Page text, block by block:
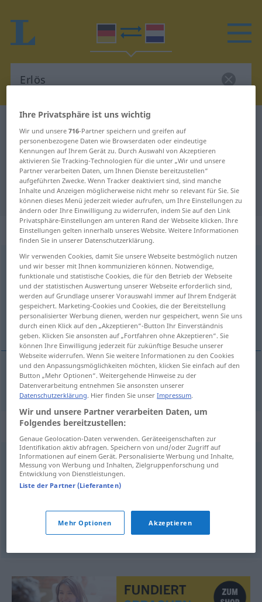
Deutsch-Niederländisch
Übersetzung für "Erlös"
"Erlös" Niederländisch Übersetzung
„Erlös“: Maskulinum, männlich
Erlös m <-es;-e>
Übersicht aller Übersetzungen
(Für mehr Details die Übersetzung anklicken/antippen)
opbrengst
opbrengst Erlös
Synonyme für "Erlös"
Umsatz
Profit,Gewinnspanne,Ausbeute,Einkünfte
Ihre Privatsphäre ist uns wichtig
Wir und unsere716-Partner speichern und greifen auf
personenbezogene Daten wie Browserdaten oder eindeutige
Kennungen auf Ihrem Gerät zu. Durch Auswahl von Akzeptieren
aktivieren Sie Tracking-Technologien für die unter „Wir und unsere
Partner verarbeiten Daten, um Ihnen Dienste bereitzustellen“
aufgeführten Zwecke. Wenn Tracker deaktiviert sind, sind manche
Inhalte und Anzeigen möglicherweise nicht mehr so relevant für Sie. Sie
können dieses Menü jederzeit wieder aufrufen, um Ihre Einstellungen zu
ändern oder Ihre Einwilligung zu widerrufen, indem Sie auf den Link
Privatsphäre-Einstellungen am unteren Rand der Webseite klicken. Ihre
Einstellungen gelten innerhalb unseres Website. Weitere Informationen
finden Sie in unserer Datenschutzerklärung.
Wir verwenden Cookies, damit Sie unsere Webseite bestmöglich nutzen
und wir besser mit Ihnen kommunizieren können. Notwendige,
funktionale und statistische Cookies, die für den Betrieb der Webseite
und der statistischen Auswertung unserer Webseite erforderlich sind,
werden auf Grundlage unserer Vorauswahl immer auf Ihrem Endgerät
gespeichert. Marketing-Cookies und Cookies, die der Bereitstellung
personalisierter Werbung dienen, werden nur gespeichert, wenn Sie uns
durch einen Klick auf den „Akzeptieren“-Button Ihr Einverständnis
geben. Klicken Sie ansonsten auf „Fortfahren ohne Akzeptieren“. Sie
können Ihre Einwilligung jederzeit für zukünftige Besuche unserer
Webseite widerrufen. Wenn Sie weitere Informationen zu den Cookies
und den Anpassungsmöglichkeiten möchten, klicken Sie einfach auf den
Button „Mehr Optionen“. Weitergehende Hinweise zu der
Datenverarbeitung entnehmen Sie ansonsten unserer
Datenschutzerklärung. Hier finden Sie unserImpressum.
Wir und unsere Partner verarbeiten Daten, um
Folgendes bereitzustellen:
Genaue Geolocation-Daten verwenden. Geräteeigenschaften zur
Identifikation aktiv abfragen. Speichern von und/oder Zugriff auf
Informationen auf einem Gerät. Personalisierte Werbung und Inhalte,
Messung von Werbung und Inhalten, Zielgruppenforschung und
Entwicklung von Dienstleistungen.
Liste der Partner (Lieferanten)
Mehr Optionen Akzeptieren